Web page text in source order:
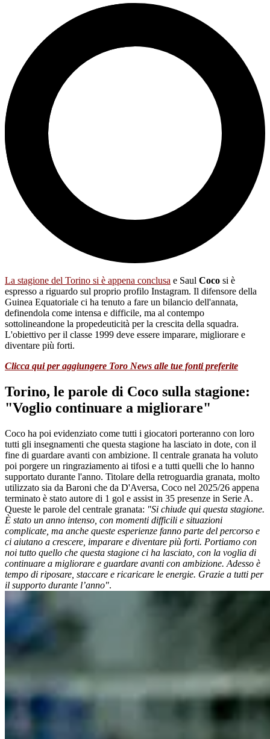
La stagione del Torino si è appena conclusa e Saul Coco si è
espresso a riguardo sul proprio profilo Instagram. Il difensore della
Guinea Equatoriale ci ha tenuto a fare un bilancio dell'annata,
definendola come intensa e difficile, ma al contempo
sottolineandone la propedeuticità per la crescita della squadra.
L'obiettivo per il classe 1999 deve essere imparare, migliorare e
diventare più forti.
Clicca qui per aggiungere Toro News alle tue fonti preferite
Torino, le parole di Coco sulla stagione:
"Voglio continuare a migliorare"
Coco ha poi evidenziato come tutti i giocatori porteranno con loro
tutti gli insegnamenti che questa stagione ha lasciato in dote, con il
fine di guardare avanti con ambizione. Il centrale granata ha voluto
poi porgere un ringraziamento ai tifosi e a tutti quelli che lo hanno
supportato durante l'anno. Titolare della retroguardia granata, molto
utilizzato sia da Baroni che da D'Aversa, Coco nel 2025/26 appena
terminato è stato autore di 1 gol e assist in 35 presenze in Serie A.
Queste le parole del centrale granata: "Si chiude qui questa stagione.
È stato un anno intenso, con momenti difficili e situazioni
complicate, ma anche queste esperienze fanno parte del percorso e
ci aiutano a crescere, imparare e diventare più forti. Portiamo con
noi tutto quello che questa stagione ci ha lasciato, con la voglia di
continuare a migliorare e guardare avanti con ambizione. Adesso è
tempo di riposare, staccare e ricaricare le energie. Grazie a tutti per
il supporto durante l’anno".